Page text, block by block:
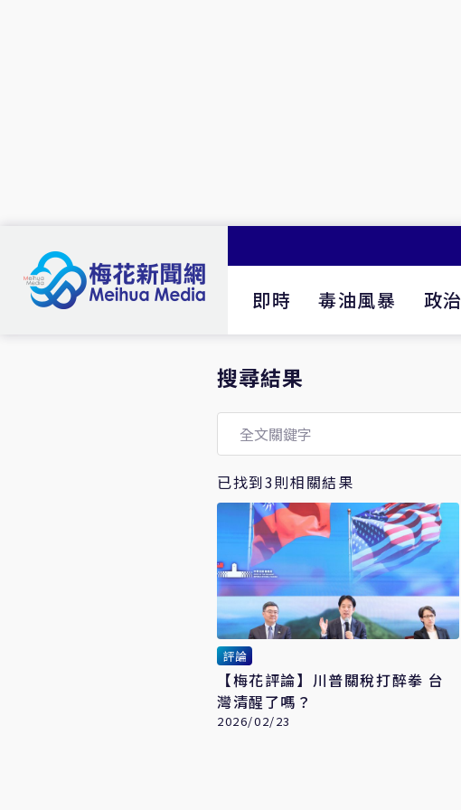
即時 毒油風暴 政治
搜尋結果
已找到3則相關結果
評論
【梅花評論】川普關稅打醉拳 台
灣清醒了嗎？
2026/02/23